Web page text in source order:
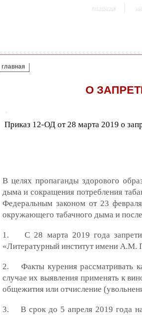
главная
ВЫ ЗДЕСЬ
главная
О
Приказ 12-ОД от 28 марта 2019 о
В целях пропаганды здорового
дыма и сокращения потребления
Федеральным законом от 23
окружающего табачного дыма и
1. С 28 марта 2019 года
«Литературный институт имени А.М.
2. Факты курения рассматривать
случае их выявления применять к
общежития или отчисление
3. В срок до 5 апреля 2019 года